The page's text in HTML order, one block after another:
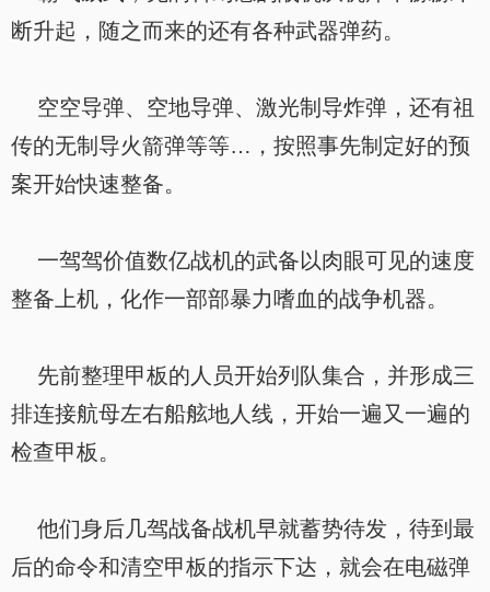
断升起，随之而来的还有各种武器弹药。
空空导弹、空地导弹、激光制导炸弹，还有祖
传的无制导火箭弹等等…，按照事先制定好的预
案开始快速整备。
一驾驾价值数亿战机的武备以肉眼可见的速度
整备上机，化作一部部暴力嗜血的战争机器。
先前整理甲板的人员开始列队集合，并形成三
排连接航母左右船舷地人线，开始一遍又一遍的
检查甲板。
他们身后几驾战备战机早就蓄势待发，待到最
后的命令和清空甲板的指示下达，就会在电磁弹